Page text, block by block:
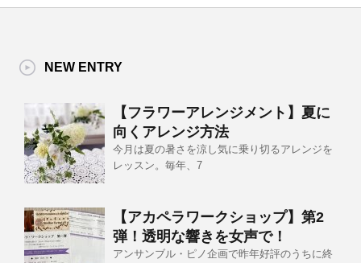
NEW ENTRY
【フラワーアレンジメント】夏に
向くアレンジ方法
今月は夏の暑さを涼し気に乗り切るアレンジを
レッスン。毎年、7
【アカペラワークショップ】第2
弾！透明な響きを女声で！
アンサンブル・ピノ企画で昨年好評のうちに終